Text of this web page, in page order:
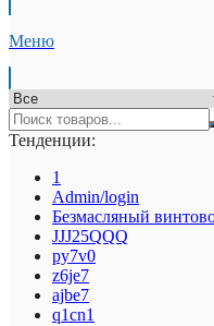
Меню
Тенденции:
1
Admin/login
Безмасляный
JJJ25QQQ
py7v0
z6je7
ajbe7
q1cn1